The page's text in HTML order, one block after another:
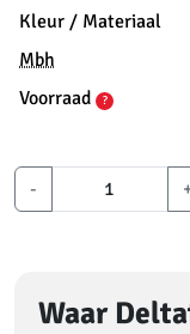
Kleur / Materiaal
Mbh
Voorraad
?
-
Waar